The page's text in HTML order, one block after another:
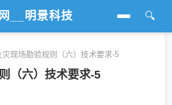
__明景科技 🔍
灾现场勘验规则（六）技术要求-5
（六）技术要求-5